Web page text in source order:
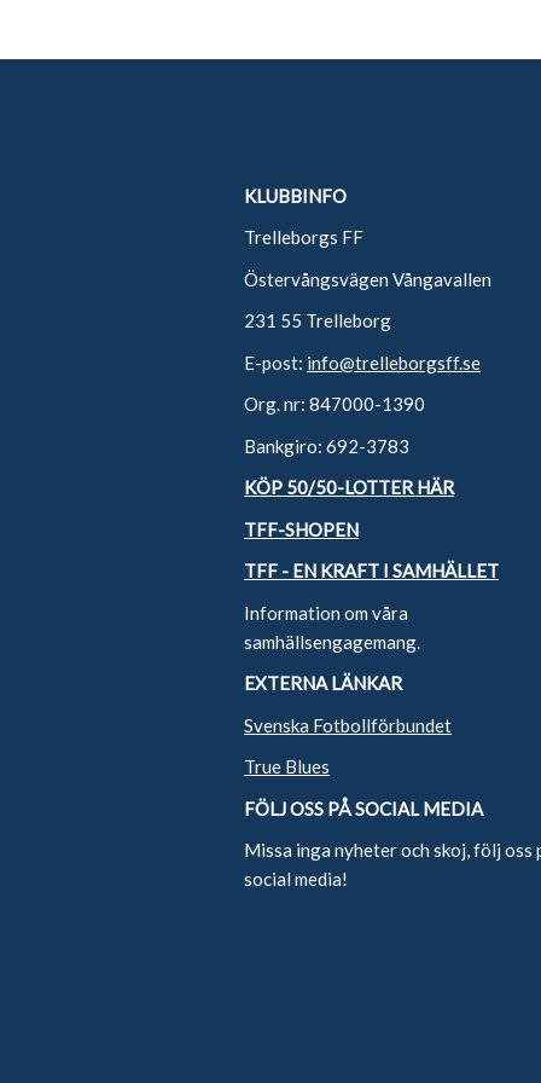
KLUBBINFO
Trelleborgs FF
Östervångsvägen Vångavallen
231 55 Trelleborg
E-post: info@trelleborgsff.se
Org. nr: 847000-1390
Bankgiro: 692-3783
KÖP 50/50-LOTTER HÄR
TFF-SHOPEN
TFF - EN KRAFT I SAMHÄLLET
Information om våra
samhällsengagemang.
EXTERNA LÄNKAR
Svenska Fotbollförbundet
True Blues
FÖLJ OSS PÅ SOCIAL MEDIA
Missa inga nyheter och skoj, följ oss
social media!